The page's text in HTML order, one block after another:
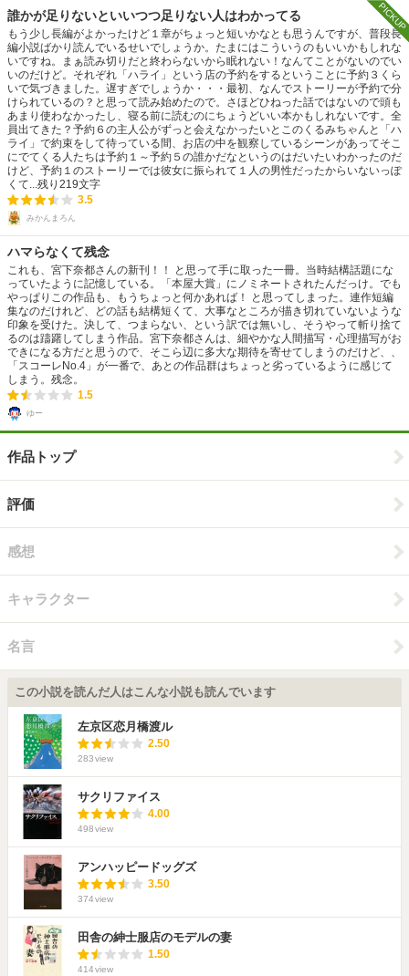
誰かが足りないといいつつ足りない人はわかってる
もう少し長編がよかったけど１章がちょっと短いかなとも思うんですが、普段長
編小説ばかり読んでいるせいでしょうか。たまにはこういうのもいいかもしれな
いですね。まぁ読み切りだと終わらないから眠れない！なんてことがないのでい
いのだけど。それぞれ「ハライ」という店の予約をするということに予約３くら
いで気づきました。遅すぎでしょうか・・・最初、なんでストーリーが予約で分
けられているの？と思って読み始めたので。さほどひねった話ではないので頭も
あまり使わなかったし、寝る前に読むのにちょうどいい本かもしれないです。全
員出てきた？予約６の主人公がずっと会えなかったいとこのくるみちゃんと「ハ
ライ」で約束をして待っている間、お店の中を観察しているシーンがあってそこ
にでてくる人たちは予約１～予約５の誰かだなというのはだいたいわかったのだ
けど、予約１のストーリーでは彼女に振られて１人の男性だったからいないっぽ
くて...残り 219文字
3.5
みかんまろん
PICKUP
ハマらなくて残念
これも、宮下奈都さんの新刊！！ と思って手に取った一冊。当時結構話題にな
っていたように記憶している。「本屋大賞」にノミネートされたんだっけ。でも
やっぱりこの作品も、もうちょっと何かあれば！ と思ってしまった。連作短編
集なのだけれど、どの話も結構短くて、大事なところが描き切れていないような
印象を受けた。決して、つまらない、という訳では無いし、そうやって斬り捨て
るのは躊躇してしまう作品。宮下奈都さんは、細やかな人間描写・心理描写がお
できになる方だと思うので、そこら辺に多大な期待を寄せてしまうのだけど、、
「スコーレNo.4」が一番で、あとの作品群はちょっと劣っているように感じて
しまう。残念。
1.5
ゆー
作品トップ
評価
感想
キャラクター
名言
この小説を読んだ人はこんな小説も読んでいます
左京区恋月橋渡ル
2.50
283view
サクリファイス
4.00
498view
アンハッピードッグズ
3.50
374view
田舎の紳士服店のモデルの妻
1.50
414view